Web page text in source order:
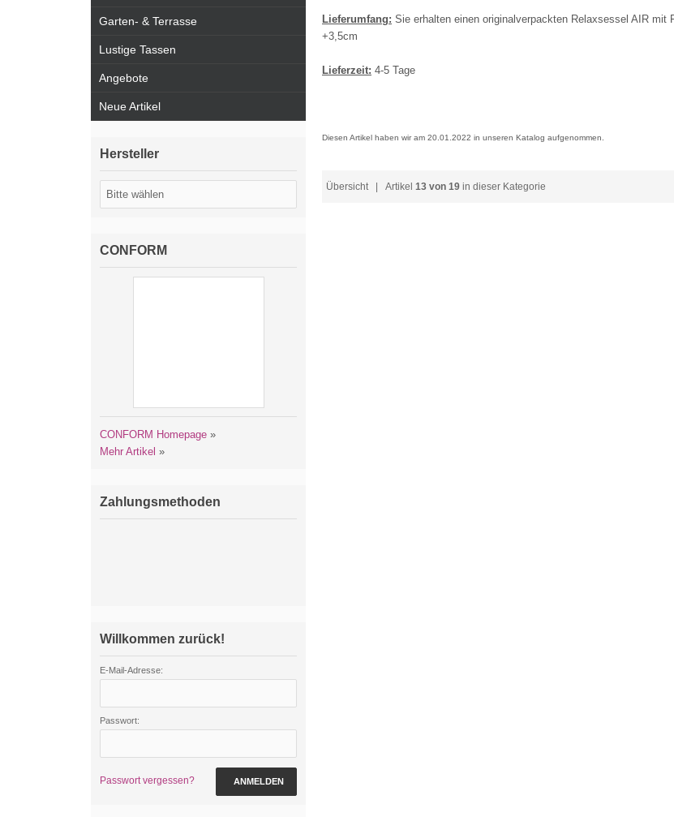
Lieferumfang: Sie erhalten einen originalverpackten Relaxsessel AIR
+3,5cm
Lieferzeit: 4-5 Tage
Diesen Artikel haben wir am 20.01.2022 in unseren Katalog aufgenommen.
Übersicht| Artikel 13 von 19 in dieser Kategorie
Garten- & Terrasse
Lustige Tassen
Angebote
Neue Artikel
Hersteller
CONFORM
CONFORM Homepage »
Mehr Artikel »
Zahlungsmethoden
Willkommen zurück!
E-Mail-Adresse:
Passwort:
Passwort vergessen? ANMELDEN